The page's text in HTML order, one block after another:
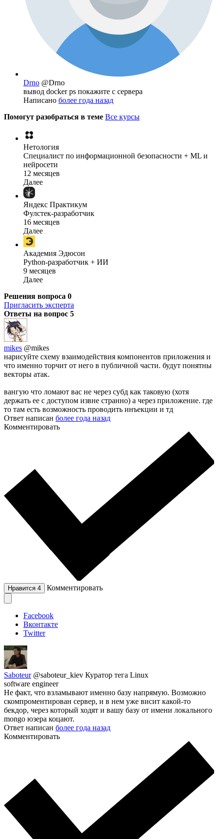
Drno @Drno
вывод docker ps покажите с сервера
Написано более года назад
Помогут разобраться в теме Все курсы
Нетология
Специалист по информационной безопасности + ML и
нейросети
12 месяцев
Далее
Яндекс Практикум
Фулстек-разработчик
16 месяцев
Далее
Академия Эдюсон
Python-разработчик + ИИ
9 месяцев
Далее
Решения вопроса 0
Пригласить эксперта
Ответы на вопрос 5
mikes @mikes
нарисуйте схему взаимодействия компонентов приложения и
что именно торчит от него в публичной части. будут понятны
векторы атак.
вангую что ломают вас не через субд как таковую (хотя
держать ее с доступом извне странно) а через приложение. где
то там есть возможность проводить инъекции и тд
Ответ написан более года назад
Комментировать
Нравится 4 Комментировать
Facebook
Вконтакте
Twitter
Saboteur @saboteur_kiev Куратор тега Linux
software engineer
Не факт, что взламывают именно базу напрямую. Возможно
скомпроментирован сервер, и в нем уже висит какой-то
бекдор, через который ходят и вашу базу от имени локального
mongo юзера коцают.
Ответ написан более года назад
Комментировать